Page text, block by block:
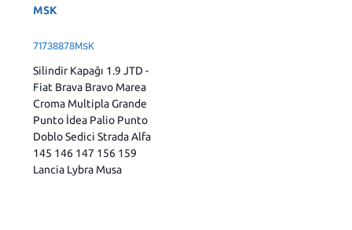
MSK
71738878MSK
Silindir Kapağı 1.9 JTD -
Fiat Brava Bravo Marea
Croma Multipla Grande
Punto İdea Palio Punto
Doblo Sedici Strada Alfa
145 146 147 156 159
Lancia Lybra Musa